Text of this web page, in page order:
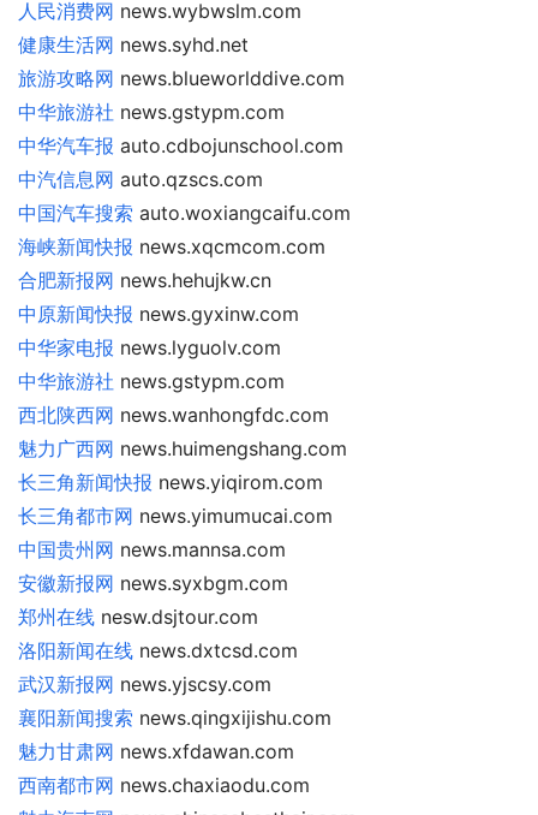
人民消费网 news.wybwslm.com
健康生活网 news.syhd.net
旅游攻略网 news.blueworlddive.com
中华旅游社 news.gstypm.com
中华汽车报 auto.cdbojunschool.com
中汽信息网 auto.qzscs.com
中国汽车搜索 auto.woxiangcaifu.com
海峡新闻快报 news.xqcmcom.com
合肥新报网 news.hehujkw.cn
中原新闻快报 news.gyxinw.com
中华家电报 news.lyguolv.com
中华旅游社 news.gstypm.com
西北陕西网 news.wanhongfdc.com
魅力广西网 news.huimengshang.com
长三角新闻快报 news.yiqirom.com
长三角都市网 news.yimumucai.com
中国贵州网 news.mannsa.com
安徽新报网 news.syxbgm.com
郑州在线 nesw.dsjtour.com
洛阳新闻在线 news.dxtcsd.com
武汉新报网 news.yjscsy.com
襄阳新闻搜索 news.qingxijishu.com
魅力甘肃网 news.xfdawan.com
西南都市网 news.chaxiaodu.com